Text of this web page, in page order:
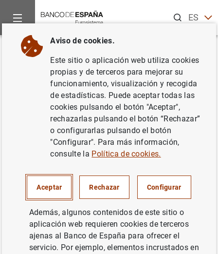
ESEN
Inicio Noticias y eventos
Volver
Resultados de la encuesta del
BCE a expertos en previsión
económica correspondiente al
primer trimestre de 2022
ESPAÑA
Resultados de la encuesta del BCE a
Aviso de cookies.
Este sitio o aplicación web utiliza cookies
propias y de terceros para mejorar su
funcionamiento, visualización y recogida
de estadísticas. Puede aceptar todas las
cookies pulsando el botón "Aceptar",
rechazarlas pulsando el botón “Rechazar”
o configurarlas pulsando el botón
"Configurar". Para más información,
consulte la Política de cookies.
Aceptar Rechazar Configurar
Además, algunos contenidos de este sitio o
aplicación web requieren cookies de terceros
ajenas al Banco de España para ofrecer el
servicio. Por ejemplo, elementos incrustados en